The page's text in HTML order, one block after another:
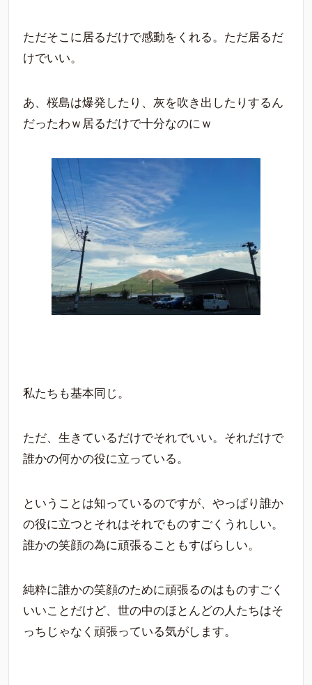
ただそこに居るだけで感動をくれる。ただ居るだ
けでいい。
あ、桜島は爆発したり、灰を吹き出したりするん
だったわｗ居るだけで十分なのにｗ
私たちも基本同じ。
ただ、生きているだけでそれでいい。それだけで
誰かの何かの役に立っている。
ということは知っているのですが、やっぱり誰か
の役に立つとそれはそれでものすごくうれしい。
誰かの笑顔の為に頑張ることもすばらしい。
純粋に誰かの笑顔のために頑張るのはものすごく
いいことだけど、世の中のほとんどの人たちはそ
っちじゃなく頑張っている気がします。